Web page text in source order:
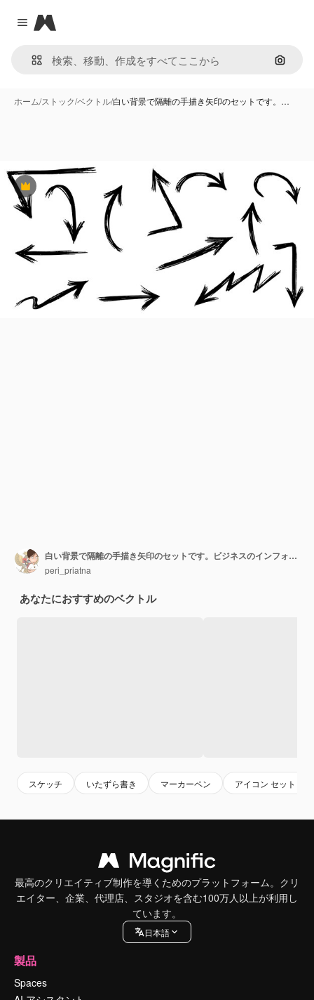
Close menu
Magnific
画像で
ホーム/ストック/ベクトル/白い背景で隔離の手描き矢印のセットです。…
Premium
白い背景で隔離の手描き矢印のセットです。ビジネスのインフォグラフィック、バナー、ウェブ、コンセプトデザインのために。ベクトル落書きデザイン要素。
peri_priatna
あなたにおすすめのベクトル
スケッチ いたずら書き マーカーペン アイコン セット
最高のクリエイティブ制作を導くためのプラットフォーム。クリ
エイター、企業、代理店、スタジオを含む100万人以上が利用し
ています。
日本語
製品
Spaces